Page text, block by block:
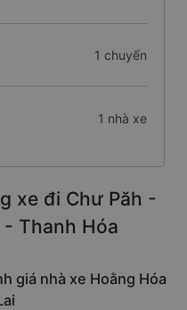
1 chuyến
1 nhà xe
xe đi Chư Păh -
Thanh Hóa
giá nhà xe Hoằng Hóa